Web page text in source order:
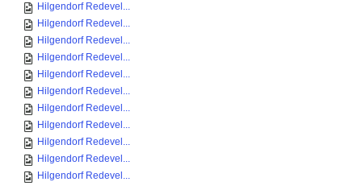
Hilgendorf Redevel...
Hilgendorf Redevel...
Hilgendorf Redevel...
Hilgendorf Redevel...
Hilgendorf Redevel...
Hilgendorf Redevel...
Hilgendorf Redevel...
Hilgendorf Redevel...
Hilgendorf Redevel...
Hilgendorf Redevel...
Hilgendorf Redevel...